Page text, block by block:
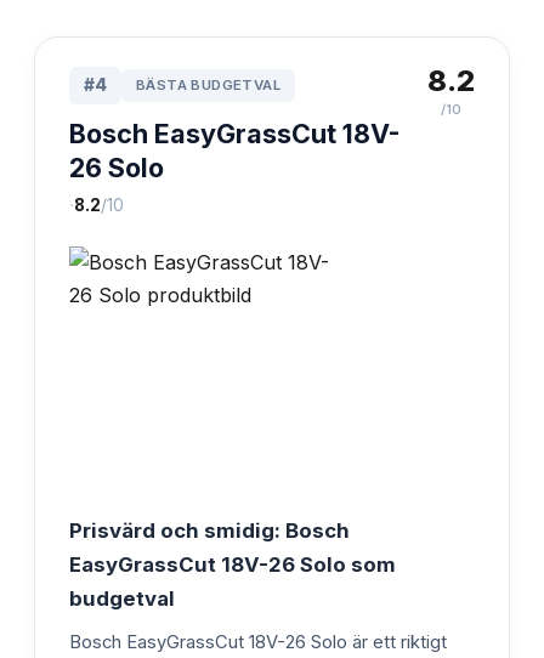
#4 BÄSTA BUDGETVAL
Bosch EasyGrassCut 18V-
26 Solo
·8.2/10
8.2
/10
Prisvärd och smidig: Bosch
EasyGrassCut 18V-26 Solo som
budgetval
Bosch EasyGrassCut 18V-26 Solo är ett riktigt